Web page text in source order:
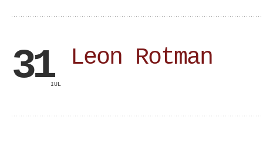
31IUL
Leon Rotman